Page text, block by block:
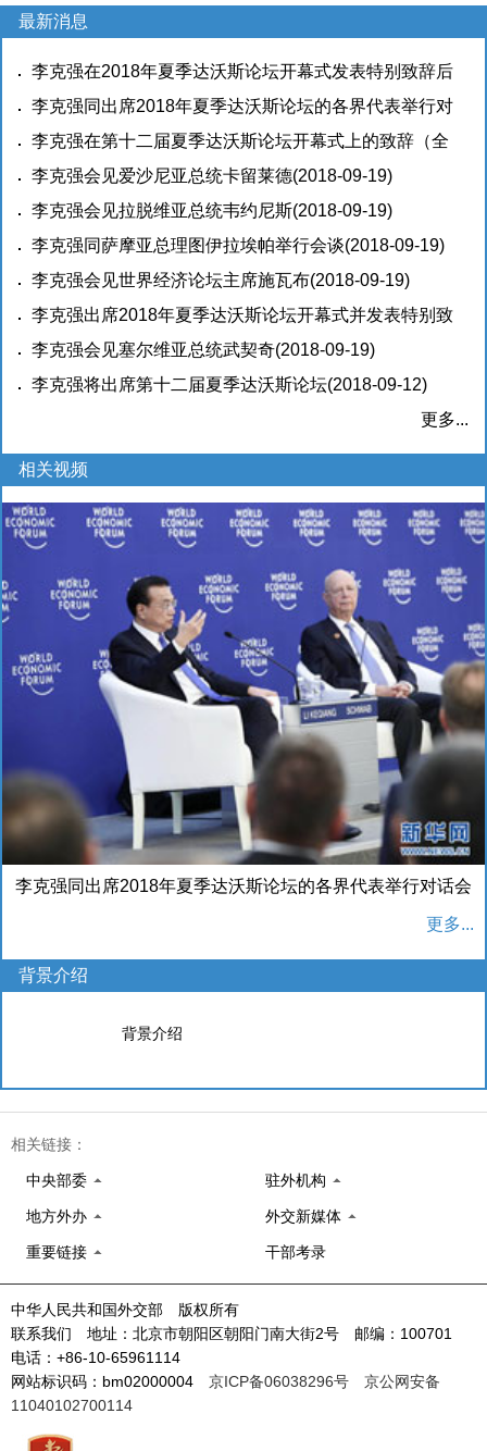
最新消息
李克强在2018年夏季达沃斯论坛开幕式发表特别致辞后
回答问题以及同国际工商企业界代表对话交流实录(2018-
09-21)
李克强同出席2018年夏季达沃斯论坛的各界代表举行对
话会(2018-09-20)
李克强在第十二届夏季达沃斯论坛开幕式上的致辞（全
文）(2018-09-20)
李克强会见爱沙尼亚总统卡留莱德(2018-09-19)
李克强会见拉脱维亚总统韦约尼斯(2018-09-19)
李克强同萨摩亚总理图伊拉埃帕举行会谈(2018-09-19)
李克强会见世界经济论坛主席施瓦布(2018-09-19)
李克强出席2018年夏季达沃斯论坛开幕式并发表特别致
辞(2018-09-19)
李克强会见塞尔维亚总统武契奇(2018-09-19)
李克强将出席第十二届夏季达沃斯论坛(2018-09-12)
更多...
相关视频
李克强同出席2018年夏季达沃斯论坛的各界代表举行对话会
更多...
背景介绍
背景介绍
相关链接：
中央部委 驻外机构
地方外办 外交新媒体
重要链接 干部考录
中华人民共和国外交部 版权所有
联系我们 地址：北京市朝阳区朝阳门南大街2号 邮编：100701
电话：+86-10-65961114
网站标识码：bm02000004 京ICP备06038296号
京公网安备
11040102700114